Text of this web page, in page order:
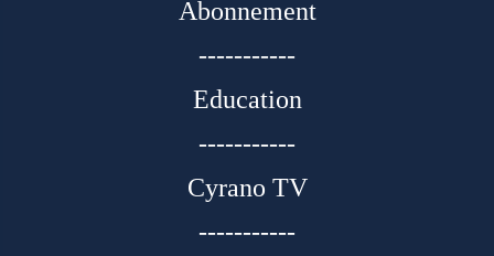
Abonnement
-----------
Education
-----------
Cyrano TV
-----------